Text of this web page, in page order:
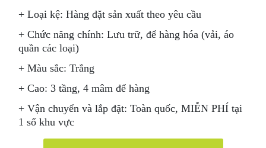
+Loại kệ: Hàng đặt sản xuất theo yêu cầu
+Chức năng chính: Lưu trữ, để hàng hóa (vải, áo
quần các loại)
+Màu sắc: Trắng
+Cao: 3 tầng, 4 mâm để hàng
+Vận chuyển và lắp đặt: Toàn quốc, MIỄN PHÍ tại
1 số khu vực